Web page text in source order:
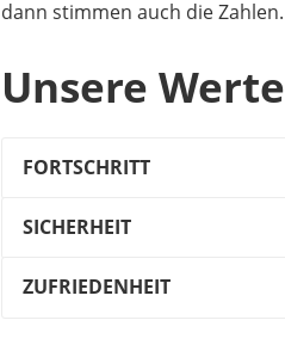
dann stimmen auch die Zahlen.
Unsere Werte
FORTSCHRITT
SICHERHEIT
ZUFRIEDENHEIT